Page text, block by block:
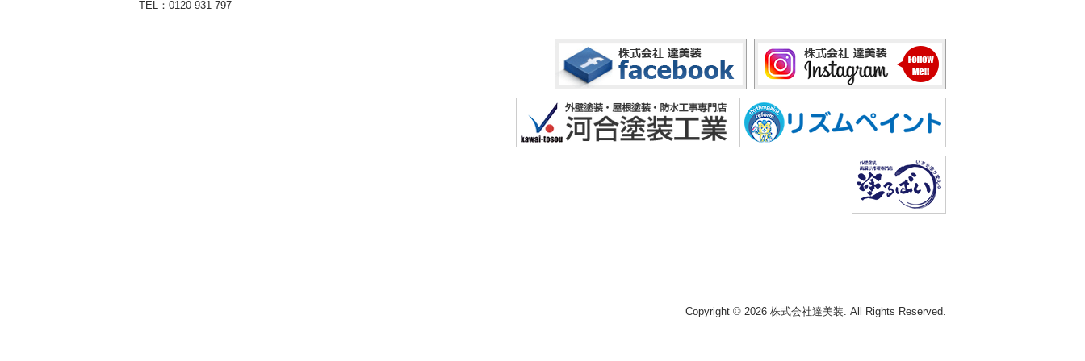
TEL： 0120-931-797
Copyright © 2026 株式会社達美装. All Rights Reserved.